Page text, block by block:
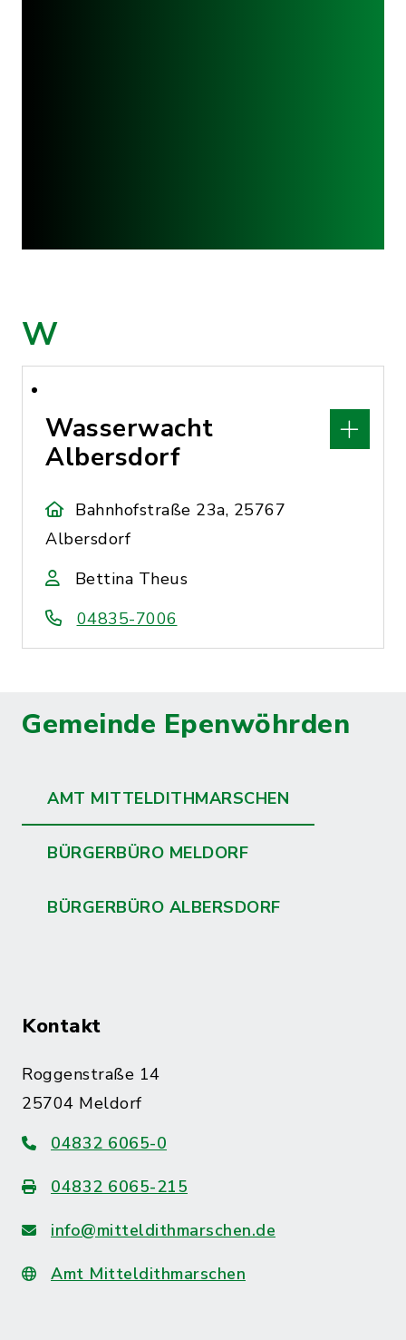
W
Wasserwacht
Albersdorf
Bahnhofstraße 23a, 25767
Albersdorf
Bettina Theus
04835-7006
Gemeinde Epenwöhrden
AMT MITTELDITHMARSCHEN
BÜRGERBÜRO MELDORF
BÜRGERBÜRO ALBERSDORF
Kontakt
Roggenstraße 14
25704 Meldorf
04832 6065-0
04832 6065-215
info@mitteldithmarschen.de
Amt Mitteldithmarschen